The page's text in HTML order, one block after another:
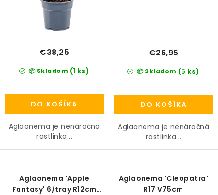
📦 Skladom (1 ks)
€38,25
DO KOŠÍKA
Aglaonema je nenáročná
rastlinka...
📦 Skladom (5 ks)
€26,95
DO KOŠÍKA
Aglaonema je nenáročná
rastlinka...
Aglaonema 'Apple
Fantasy' 6/tray R12cm
Aglaonema 'Cleopatra'
R17 V75cm